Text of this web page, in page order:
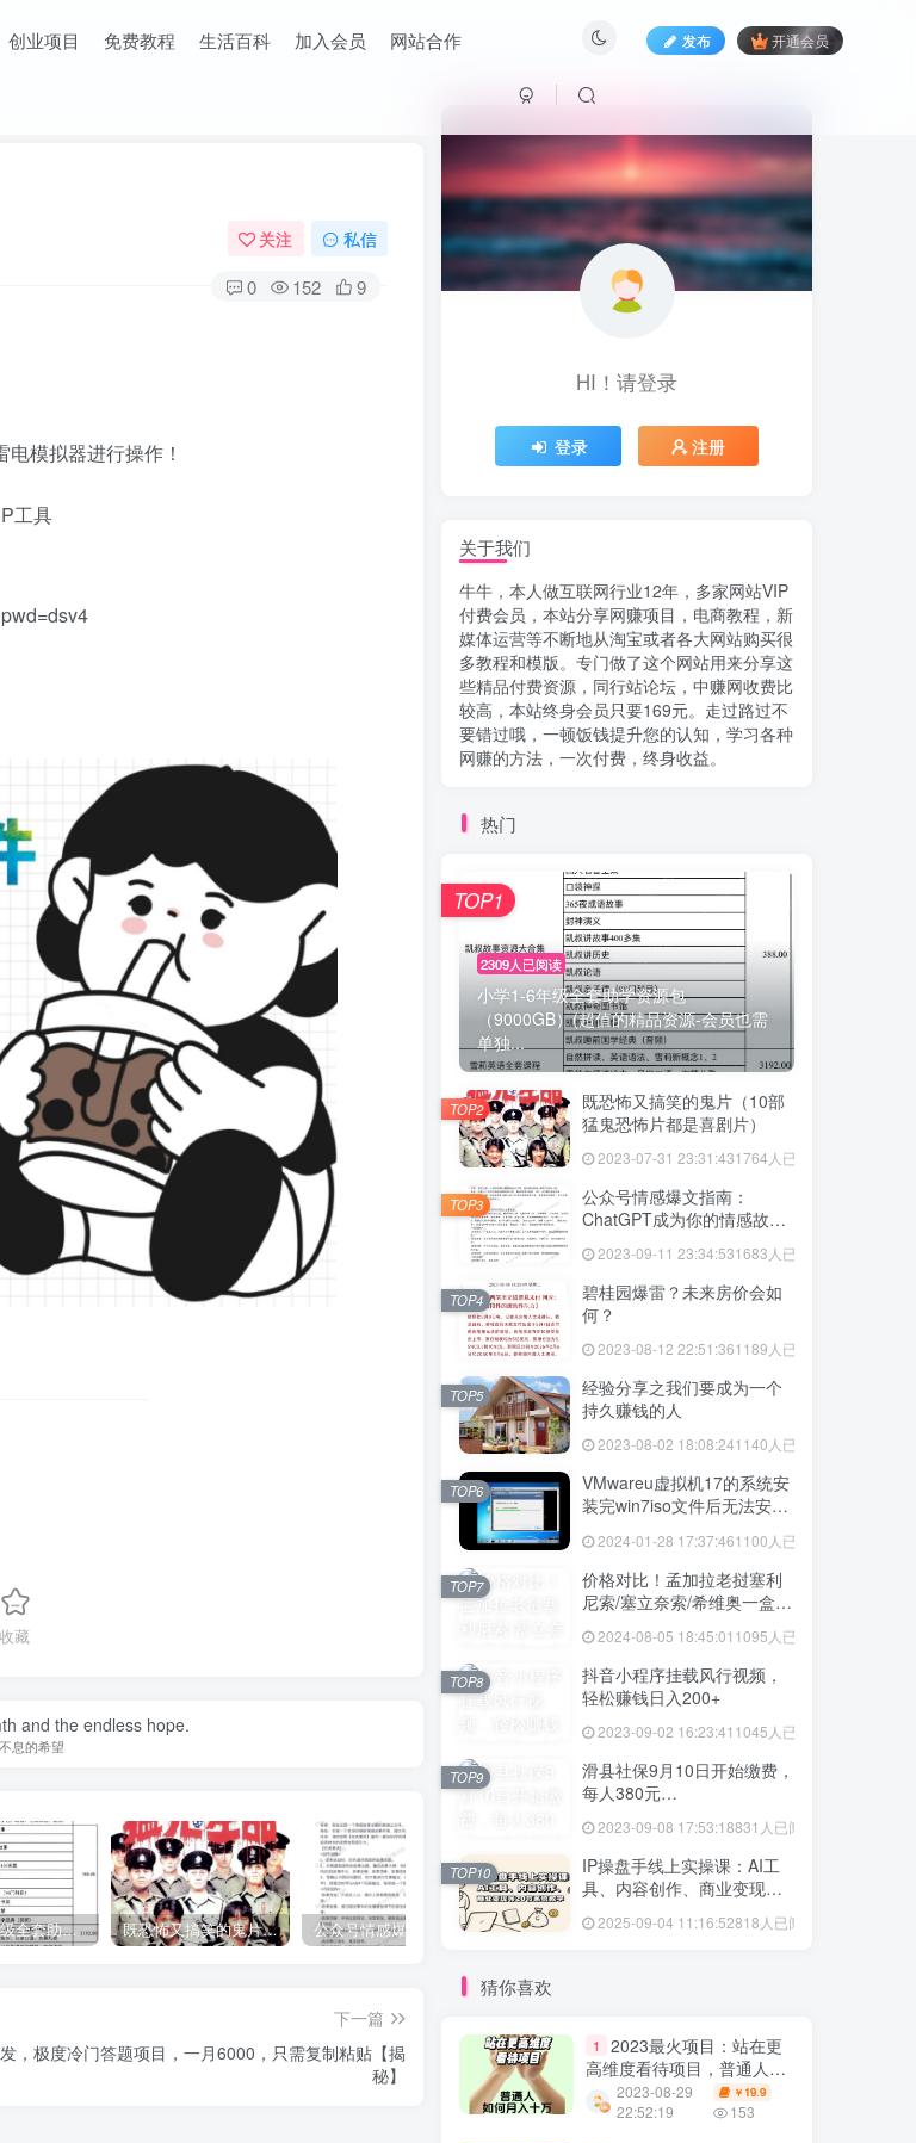
创业项目 免费教程 生活百科 加入会员 网站合作 发布 开通会员
关注 私信
0 152 9
模拟器进行操作！
工具
收藏
and the endless hope.
息的希望
小学1-6年级全套助学资源包（9000GB）(超值的精品资源-会员也需单独购买哦) 既恐怖又搞笑的鬼片（10部猛鬼恐怖片都是喜剧片） 公众号情感爆文指南：ChatGPT成为你的情感故事好帮手！ 碧桂园爆雷？未来房价会如何？
下一篇
，极度冷门答题项目，一月6000，只需复制粘贴【揭
秘】
HI！请登录
登录 注册
HI！请登录
登录 注册
关于我们
牛牛，本人做互联网行业12年，多家网站VIP
付费会员，本站分享网赚项目，电商教程，新
媒体运营等不断地从淘宝或者各大网站购买很
多教程和模版。专门做了这个网站用来分享这
些精品付费资源，同行站论坛，中赚网收费比
较高，本站终身会员只要169元。走过路过不
要错过哦，一顿饭钱提升您的认知，学习各种
网赚的方法，一次付费，终身收益。
热门
2309人已阅读
小学1-6年级全套助学资源包
（9000GB）(超值的精品资源-会员也需
单独...
TOP1
既恐怖又搞笑的鬼片（10部
猛鬼恐怖片都是喜剧片）
2023-07-31 23:31:431764人已阅读
TOP2
公众号情感爆文指南：
ChatGPT成为你的情感故事
好帮手！
2023-09-11 23:34:531683人已阅读
TOP3
碧桂园爆雷？未来房价会如
何？
2023-08-12 22:51:361189人已阅读
TOP4
经验分享之我们要成为一个
持久赚钱的人
2023-08-02 18:08:241140人已阅读
TOP5
VMwareu虚拟机17的系统安
装完win7iso文件后无法安装
2024-01-28 17:37:461100人已阅读
TOP6
价格对比！孟加拉老挝塞利
尼索/塞立奈索/希维奥一盒价
2024-08-05 18:45:01 1095人已阅读
TOP7
抖音小程序挂载风行视频，
轻松赚钱日入200+
2023-09-02 16:23:41 1045人已阅读
TOP8
滑县社保9月10日开始缴费，
每人380元…
2023-09-08 17:53:18831人已阅读
TOP9
IP操盘手线上实操课：AI工
具、内容创作、商业变现等
2025-09-04 11:16:52818人已阅读
TOP10
猜你喜欢
1
2023最火项目：站在更
高维度看待项目，普通人如
何月入十万【揭秘】
2023-08-29
22:52:19
￥ 19.9
153